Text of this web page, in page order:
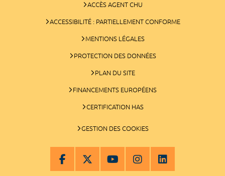
ACCÈS AGENT CHU
ACCESSIBILITÉ : PARTIELLEMENT CONFORME
MENTIONS LÉGALES
PROTECTION DES DONNÉES
PLAN DU SITE
FINANCEMENTS EUROPÉENS
CERTIFICATION HAS
GESTION DES COOKIES